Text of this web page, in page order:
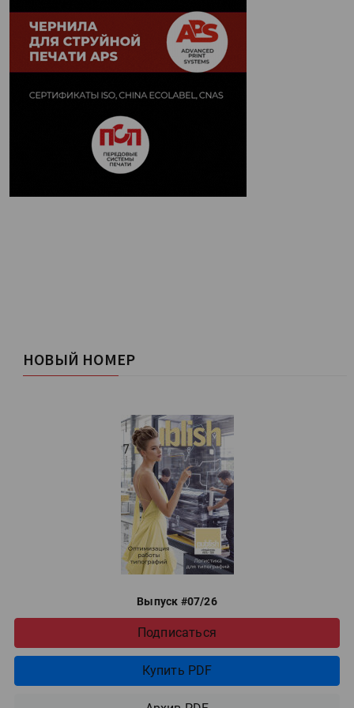
НОВЫЙ НОМЕР
Выпуск #07/26
Подписаться
Купить PDF